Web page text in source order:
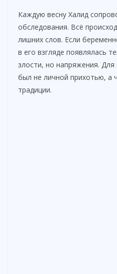
Каждую весну Халид
обследования. Всё
лишних слов. Если
в его взгляде появлялась
злости, но напряжения. Для
был не личной прихотью, а
традиции.